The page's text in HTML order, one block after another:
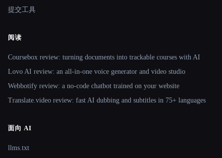
提交工具
阅读
Coursebox review: turning documents into trackable courses with AI
Lovo AI review: an all-in-one voice generator and video studio
Webbotify review: a no-code chatbot trained on your website
Translate.video review: fast AI dubbing and subtitles in 75+ languages
面向 AI
llms.txt